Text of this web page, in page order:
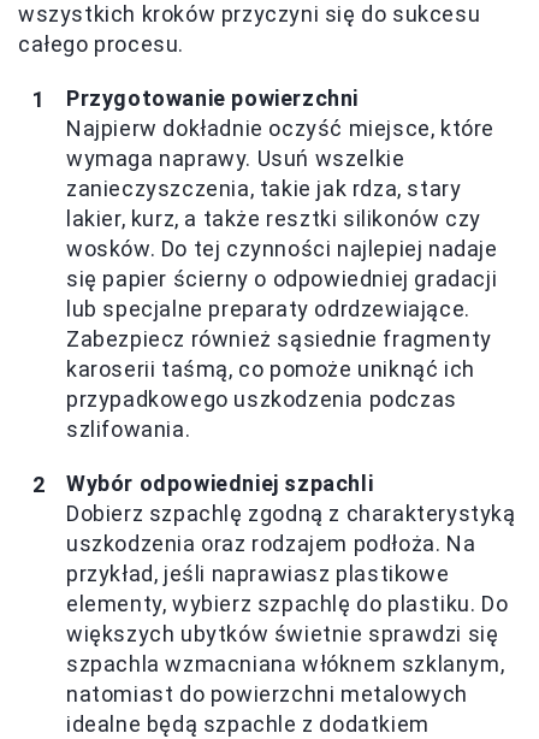
wszystkich kroków przyczyni się do sukcesu
całego procesu.
Przygotowanie powierzchni
Najpierw dokładnie oczyść miejsce, które
wymaga naprawy. Usuń wszelkie
zanieczyszczenia, takie jak rdza, stary
lakier, kurz, a także resztki silikonów czy
wosków. Do tej czynności najlepiej nadaje
się papier ścierny o odpowiedniej gradacji
lub specjalne preparaty odrdzewiające.
Zabezpiecz również sąsiednie fragmenty
karoserii taśmą, co pomoże uniknąć ich
przypadkowego uszkodzenia podczas
szlifowania.
Wybór odpowiedniej szpachli
Dobierz szpachlę zgodną z charakterystyką
uszkodzenia oraz rodzajem podłoża. Na
przykład, jeśli naprawiasz plastikowe
elementy, wybierz szpachlę do plastiku. Do
większych ubytków świetnie sprawdzi się
szpachla wzmacniana włóknem szklanym,
natomiast do powierzchni metalowych
idealne będą szpachle z dodatkiem